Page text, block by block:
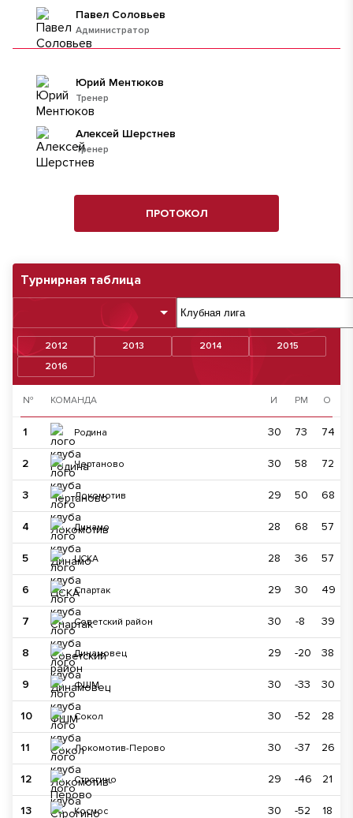
Турнирная таблица
2012 2013 2014
2015
2016
№ КОМАНДА И РМ О
1 Родина 30 73 74
2 Чертаново 30 58 72
3 Локомотив 29 50 68
4 Динамо 28 68 57
5 ЦСКА 28 36 57
6 Спартак 29 30 49
7 Советский район 30 -8 39
8 Динамовец 29 -20 38
9 ФШМ 30 -33 30
10 Сокол 30 -52 28
11 Локомотив-Перово 30 -37 26
12 Строгино 29 -46 21
13 Космос 30 -52 18
Администратор
Павел Соловьев
Тренер
Юрий Ментюков
Тренер
Алексей Шерстнев
ПРОТОКОЛ